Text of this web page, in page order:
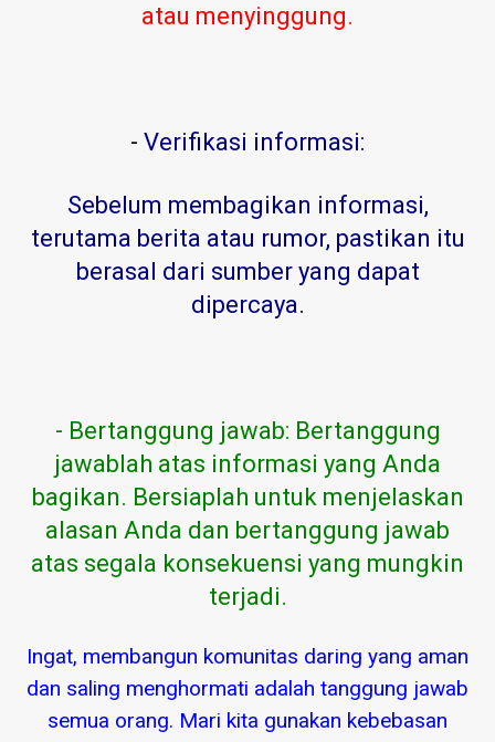
atau menyinggung.
- Verifikasi informasi:
Sebelum membagikan informasi,
terutama berita atau rumor, pastikan itu
berasal dari sumber yang dapat
dipercaya.
- Bertanggung jawab: Bertanggung
jawablah atas informasi yang Anda
bagikan. Bersiaplah untuk menjelaskan
alasan Anda dan bertanggung jawab
atas segala konsekuensi yang mungkin
terjadi.
Ingat, membangun komunitas daring yang aman
dan saling menghormati adalah tanggung jawab
semua orang. Mari kita gunakan kebebasan